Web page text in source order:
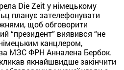
Die Zeit у німецькому
планує зателефонувати
щоб обговорити
“президент” виявився “не
канцлером,
МЗС ФРН Анналена Бербок.
якнайшвидше закінчити